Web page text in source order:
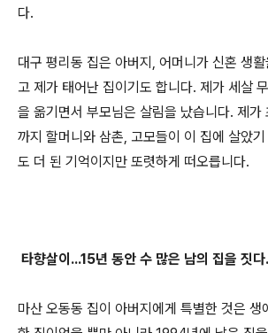
다.
대구 평리동 집은 아버지, 어머니가 신혼 생
고 제가 태어난 집이기도 합니다. 제가 세살
을 옮기면서 부모님은 살림을 났습니다. 제가
까지 할머니와 삼촌, 고모들이 이 집에 살았
도 더 된 기억이지만 또렷하게 떠오릅니다.
타향살이...15년 동안 수 많은 남의 집을 짓
마산 오동동 집이 아버지에게 특별한 것은 생